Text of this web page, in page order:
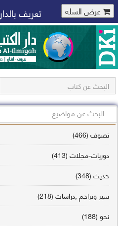
عرض السله تعريف بالدار
تصوف (466)
دوريات-مجلات (413)
حديث (348)
سير وتراجم ,دراسات (218)
نحو (188)